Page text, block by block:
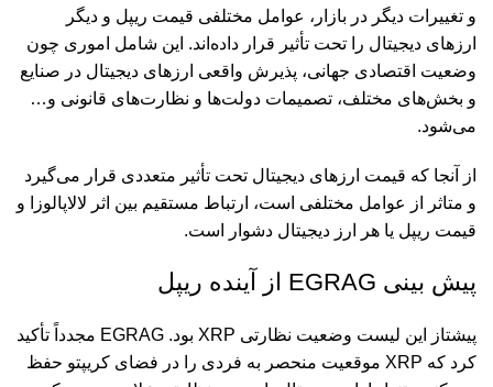
و تغییرات دیگر در بازار، عوامل مختلفی قیمت ریپل و دیگر
ارزهای دیجیتال را تحت تأثیر قرار داده‌اند. این شامل اموری چون
وضعیت اقتصادی جهانی، پذیرش واقعی ارزهای دیجیتال در صنایع
و بخش‌های مختلف، تصمیمات دولت‌ها و نظارت‌های قانونی و…
می‌شود.
از آنجا که قیمت ارزهای دیجیتال تحت تأثیر متعددی قرار می‌گیرد
و متاثر از عوامل مختلفی است، ارتباط مستقیم بین اثر لالاپالوزا و
قیمت ریپل یا هر ارز دیجیتال دشوار است.
پیش بینی EGRAG از آینده ریپل
پیشتاز این لیست وضعیت نظارتی XRP بود. EGRAG مجدداً تأکید
کرد که XRP موقعیت منحصر به فردی را در فضای کریپتو حفظ